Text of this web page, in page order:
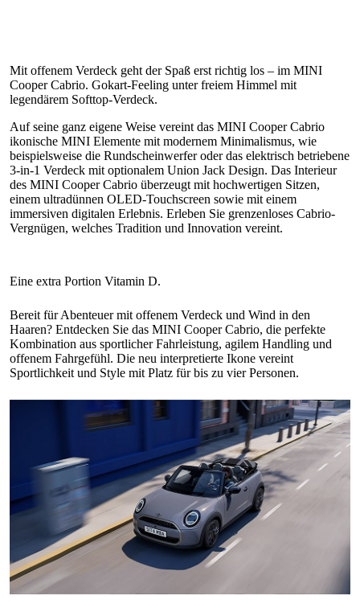
Mit offenem Verdeck geht der Spaß erst richtig los – im MINI
Cooper Cabrio. Gokart-Feeling unter freiem Himmel mit
legendärem Softtop-Verdeck.
Auf seine ganz eigene Weise vereint das MINI Cooper Cabrio
ikonische MINI Elemente mit modernem Minimalismus, wie
beispielsweise die Rundscheinwerfer oder das elektrisch betriebene
3-in-1 Verdeck mit optionalem Union Jack Design. Das Interieur
des MINI Cooper Cabrio überzeugt mit hochwertigen Sitzen,
einem ultradünnen OLED-Touchscreen sowie mit einem
immersiven digitalen Erlebnis. Erleben Sie grenzenloses Cabrio-
Vergnügen, welches Tradition und Innovation vereint.
Bereit für Abenteuer mit offenem Verdeck und Wind in den
Haaren? Entdecken Sie das MINI Cooper Cabrio, die perfekte
Kombination aus sportlicher Fahrleistung, agilem Handling und
offenem Fahrgefühl. Die neu interpretierte Ikone vereint
Sportlichkeit und Style mit Platz für bis zu vier Personen.